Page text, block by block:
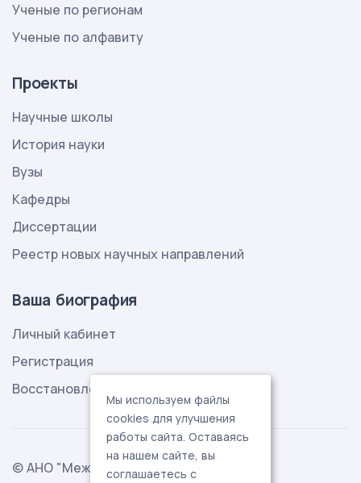
Ученые по регионам
Ученые по алфавиту
Проекты
Научные школы
История науки
Вузы
Кафедры
Диссертации
Реестр новых научных направлений
Ваша биография
Личный кабинет
Регистрация
Восстановление пароля
© АНО "Международная ассоциация
Мы используем файлы
cookies для улучшения
работы сайта. Оставаясь
на нашем сайте, вы
соглашаетесь с